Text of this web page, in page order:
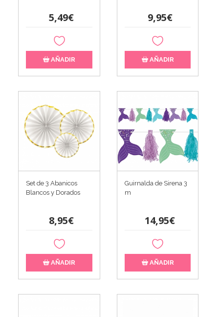
5,49€
AÑADIR
9,95€
AÑADIR
Set de 3 Abanicos
Blancos y Dorados
8,95€
AÑADIR
Guirnalda de Sirena 3
m
14,95€
AÑADIR